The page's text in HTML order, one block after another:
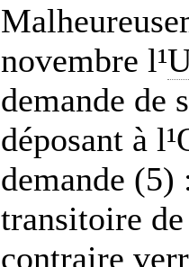
novembre l¹
demande de
déposant à
demande (5)
transitoire
contraire